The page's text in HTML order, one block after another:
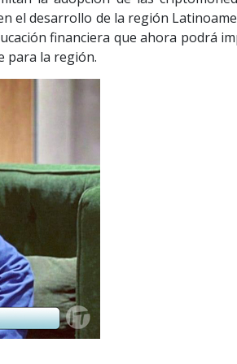
el desarrollo de la región
financiera que ahora podrá
para la región.